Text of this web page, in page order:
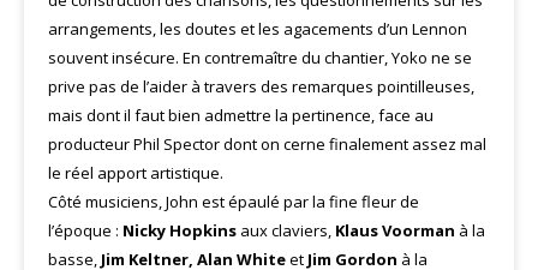
arrangements, les doutes et les agacements d’un Lennon
souvent insécure. En contremaître du chantier, Yoko ne se
prive pas de l’aider à travers des remarques pointilleuses,
mais dont il faut bien admettre la pertinence, face au
producteur Phil Spector dont on cerne finalement assez mal
le réel apport artistique.
Côté musiciens, John est épaulé par la fine fleur de
l’époque : Nicky Hopkins aux claviers, Klaus Voorman à la
basse, Jim Keltner, Alan Whiteet Jim Gordon à la